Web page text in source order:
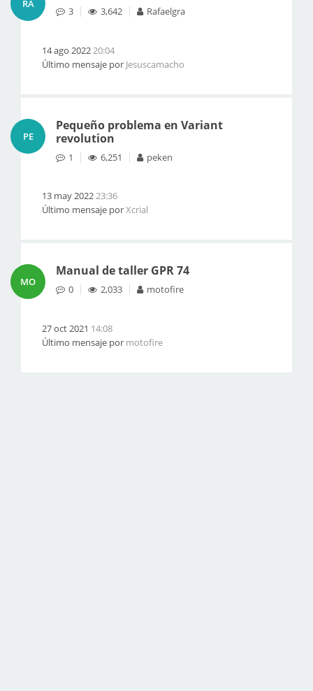
RA
3 3,642 Rafaelgra
14 ago 202220:04
Último mensaje por Jesuscamacho
PE
Pequeño problema en Variant
revolution
1 6,251 peken
13 may 202223:36
Último mensaje porXcrial
MO
Manual de taller GPR 74
0 2,033 motofire
27 oct 2021 14:08
Último mensaje por motofire